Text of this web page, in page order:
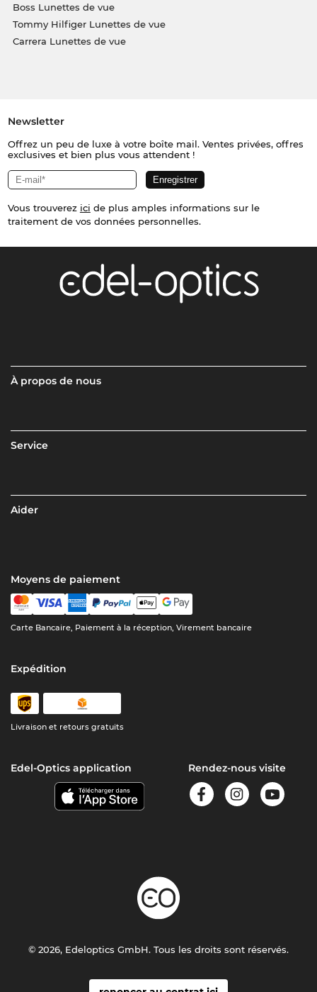
Boss Lunettes de vue
Tommy Hilfiger Lunettes de vue
Carrera Lunettes de vue
Newsletter
Offrez un peu de luxe à votre boîte mail. Ventes privées, offres
exclusives et bien plus vous attendent !
Vous trouverez ici de plus amples informations sur le
traitement de vos données personnelles.
À propos de nous
Service
Aider
Moyens de paiement
Carte Bancaire, Paiement à la réception, Virement bancaire
Expédition
Livraison et retours gratuits
Edel-Optics application Rendez-nous visite
© 2026, Edeloptics GmbH. Tous les droits sont réservés.